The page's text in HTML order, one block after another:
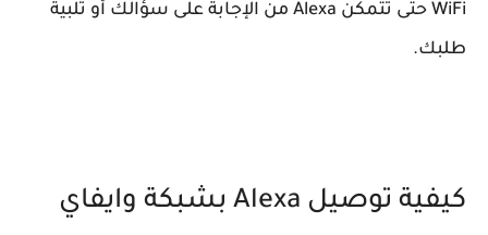
WiFi حتى تتمكن Alexa من الإجابة على سؤالك أو تلبية
طلبك.
كيفية توصيل Alexa بشبكة وايفاي